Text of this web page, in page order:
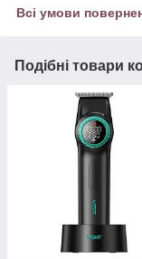
Всі умови
Подібні товари